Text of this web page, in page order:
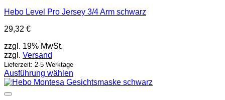
Hebo Level Pro Jersey 3/4 Arm schwarz
29,32 €
zzgl. 19% MwSt.
zzgl. Versand
Lieferzeit: 2-5 Werktage
Ausführung wählen
Dieses
Produkt